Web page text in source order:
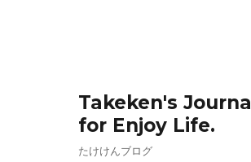
Takeken's Journal
for Enjoy Life.
たけけんブログ